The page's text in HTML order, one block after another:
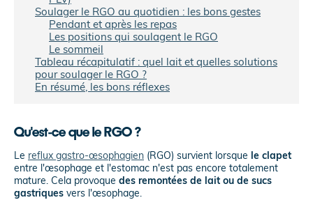
Soulager le RGO au quotidien : les bons gestes
Pendant et après les repas
Les positions qui soulagent le RGO
Le sommeil
Tableau récapitulatif : quel lait et quelles solutions
pour soulager le RGO ?
En résumé, les bons réflexes
Qu'est-ce que le RGO ?
Le reflux gastro-œsophagien (RGO) survient lorsque le clapet
entre l'œsophage et l'estomac n'est pas encore totalement
mature. Cela provoque des remontées de lait ou de sucs
gastriques vers l'œsophage.